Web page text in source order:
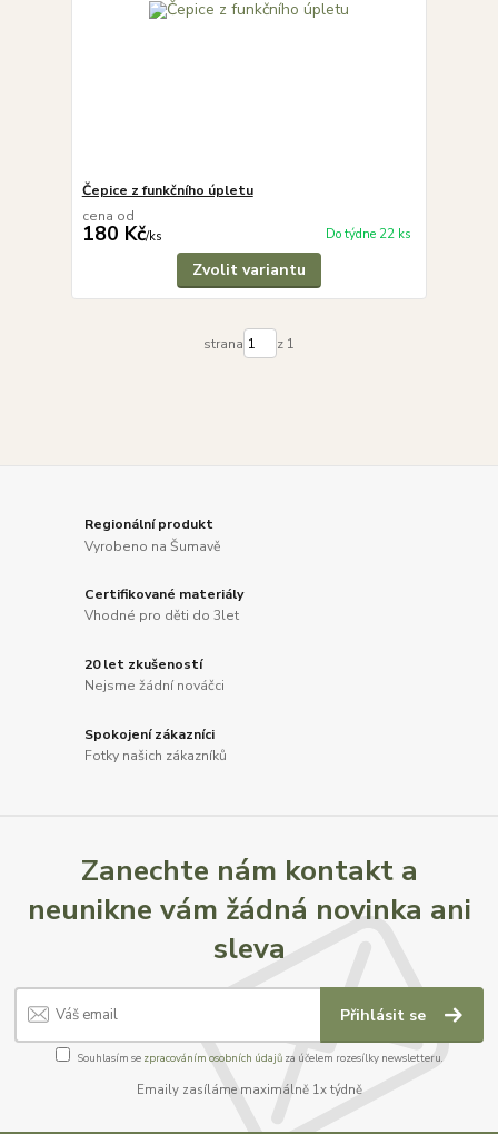
Čepice z funkčního úpletu
cena od
180 Kč/ks Do týdne 22 ks
Zvolit variantu
strana z 1
Regionální produkt
Vyrobeno na Šumavě
Certifikované materiály
Vhodné pro děti do 3let
20 let zkušeností
Nejsme žádní nováčci
Spokojení zákazníci
Fotky našich zákazníků
Zanechte nám kontakt a
neunikne vám žádná novinka ani
sleva
Přihlásit se
Souhlasím se zpracováním osobních údajůza účelem rozesílky newsletteru.
Emaily zasíláme maximálně 1x týdně